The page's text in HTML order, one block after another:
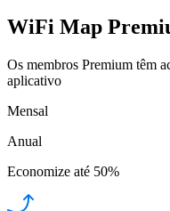
WiFi Map
Os membros Premium têm
aplicativo
Mensal
Anual
Economize até 50%